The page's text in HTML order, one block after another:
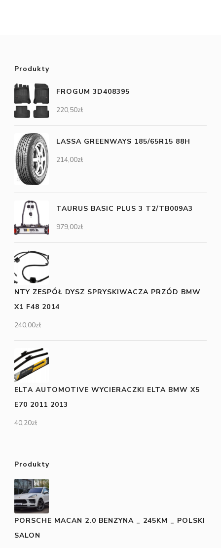
Produkty
FROGUM 3D408395
220,50zł
LASSA GREENWAYS 185/65R15 88H
214,00zł
TAURUS BASIC PLUS 3 T2/TB009A3
979,00zł
NTY ZESPÓŁ DYSZ SPRYSKIWACZA PRZÓD BMW
X1 F48 2014
240,00zł
ELTA AUTOMOTIVE WYCIERACZKI ELTA BMW X5
E70 2011 2013
40,20zł
Produkty
PORSCHE MACAN 2.0 BENZYNA _ 245KM _ POLSKI
SALON